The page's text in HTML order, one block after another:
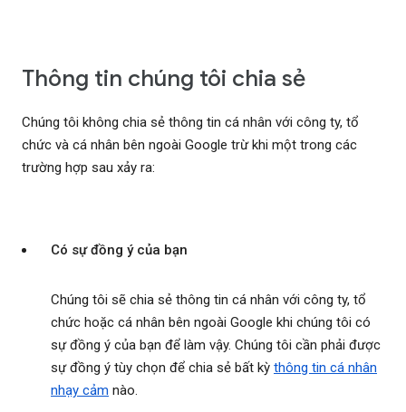
Thông tin chúng tôi chia sẻ
Chúng tôi không chia sẻ thông tin cá nhân với công ty, tổ
chức và cá nhân bên ngoài Google trừ khi một trong các
trường hợp sau xảy ra:
Có sự đồng ý của bạn
Chúng tôi sẽ chia sẻ thông tin cá nhân với công ty, tổ
chức hoặc cá nhân bên ngoài Google khi chúng tôi có
sự đồng ý của bạn để làm vậy. Chúng tôi cần phải được
sự đồng ý tùy chọn để chia sẻ bất kỳ thông tin cá nhân
nhạy cảm nào.